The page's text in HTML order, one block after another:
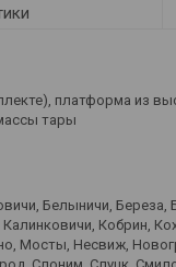
платформа из
тары
Белыничи,
Кобрин,
Мосты, Несвиж,